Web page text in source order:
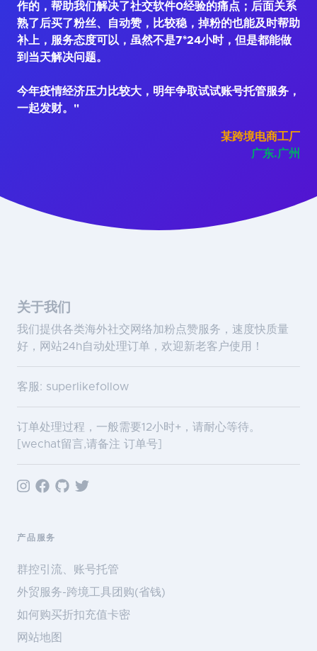
作的，帮助我们解决了社交软件0经验的痛点；后面关系
熟了后买了粉丝、自动赞，比较稳，掉粉的也能及时帮助
补上，服务态度可以，虽然不是7*24小时，但是都能做
到当天解决问题。
今年疫情经济压力比较大，明年争取试试账号托管服务，
一起发财。"
某跨境电商工厂
广东.广州
关于我们
我们提供各类海外社交网络加粉点赞服务，速度快质量
好，网站24h自动处理订单，欢迎新老客户使用！
客服: superlikefollow
订单处理过程，一般需要12小时+，请耐心等待。
[wechat留言,请备注 订单号]
产品服务
群控引流、账号托管
外贸服务-跨境工具团购(省钱)
如何购买折扣充值卡密
网站地图